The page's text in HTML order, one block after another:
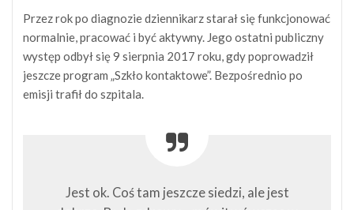
Przez rok po diagnozie dziennikarz starał się funkcjonować
normalnie, pracować i być aktywny. Jego ostatni publiczny
występ odbył się 9 sierpnia 2017 roku, gdy poprowadził
jeszcze program „Szkło kontaktowe”. Bezpośrednio po
emisji trafił do szpitala.
Jest ok. Coś tam jeszcze siedzi, ale jest